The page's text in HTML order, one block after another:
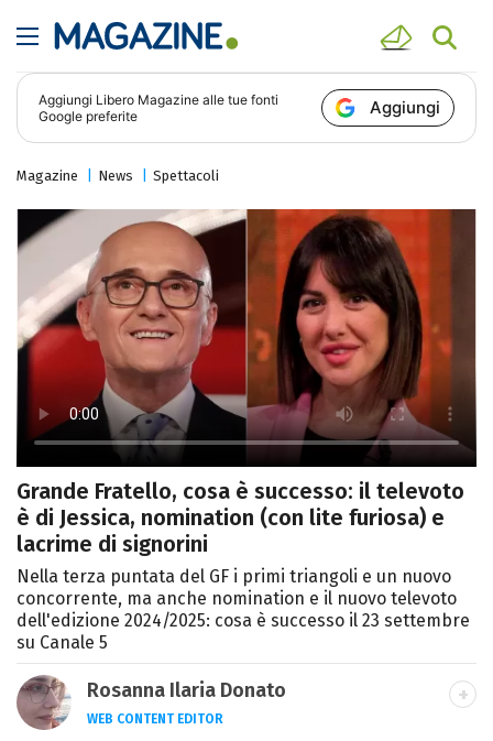
Aggiungi Libero Magazine alle tue fonti
Google preferite
Aggiungi
Magazine News Spettacoli
Grande Fratello, cosa è successo: il televoto
è di Jessica, nomination (con lite furiosa) e
lacrime di signorini
Nella terza puntata del GF i primi triangoli e un nuovo
concorrente, ma anche nomination e il nuovo televoto
dell'edizione 2024/2025: cosa è successo il 23 settembre
su Canale 5
Rosanna Ilaria Donato
WEB CONTENT EDITOR